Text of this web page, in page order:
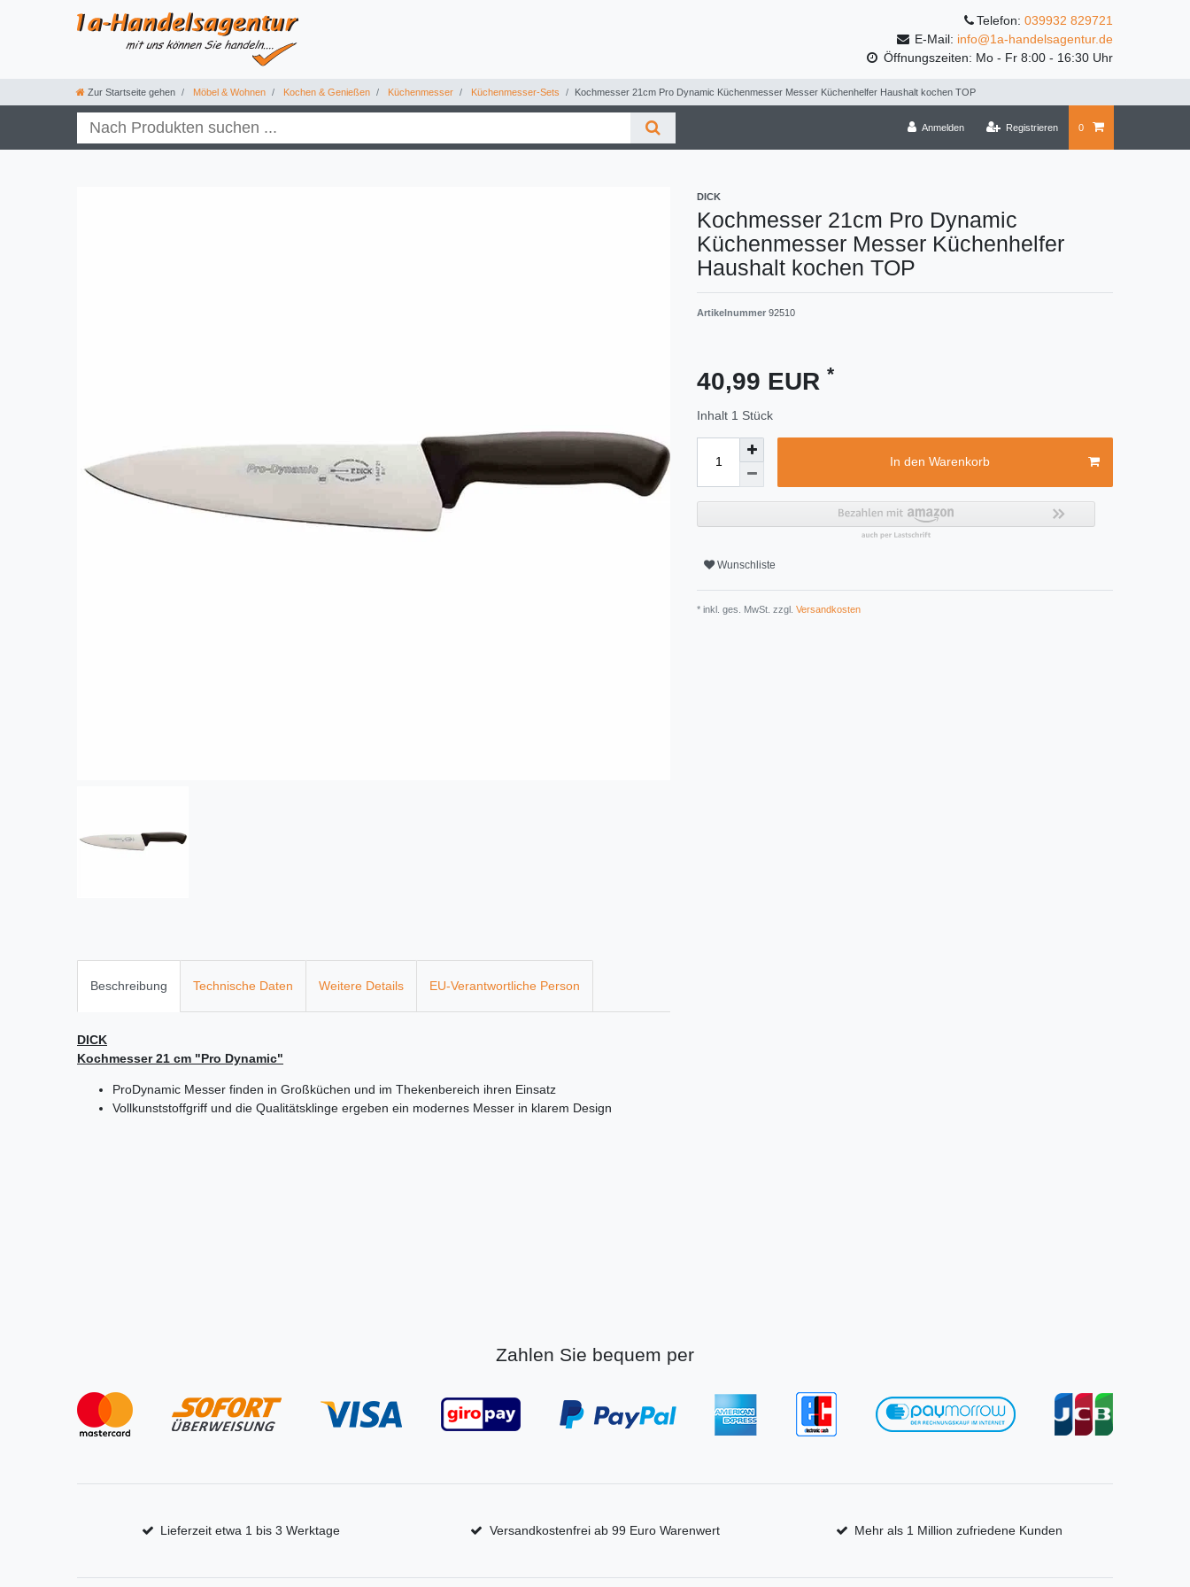
Telefon: 039932 829721
E-Mail: info@1a-handelsagentur.de
Öffnungszeiten: Mo - Fr 8:00 - 16:30 Uhr
Zur Startseite gehen Möbel & Wohnen Kochen & Genießen Küchenmesser Küchenmesser-Sets Kochmesser 21cm Pro Dynamic Küchenmesser Messer Küchenhelfer Haushalt kochen TOP
Anmelden Registrieren 0
DICK
Kochmesser 21cm Pro Dynamic
Küchenmesser Messer Küchenhelfer
Haushalt kochen TOP
Artikelnummer 92510
40,99 EUR *
Inhalt 1 Stück
In den Warenkorb
Wunschliste
* inkl. ges. MwSt. zzgl. Versandkosten
Beschreibung Technische Daten Weitere Details EU-Verantwortliche Person
DICK
Kochmesser 21 cm "Pro Dynamic"
ProDynamic Messer finden in Großküchen und im Thekenbereich ihren Einsatz
Vollkunststoffgriff und die Qualitätsklinge ergeben ein modernes Messer in klarem Design
Zahlen Sie bequem per
Lieferzeit etwa 1 bis 3 Werktage Versandkostenfrei ab 99 Euro Warenwert Mehr als 1 Million zufriedene Kunden